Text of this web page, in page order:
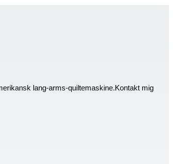
lang-arms-quiltemaskine.Kontakt mig